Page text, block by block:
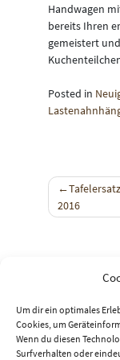
Um dir ein optimales
Cookies, um
Wenn du diesen
Surfverhalten oder
Handwagen
bereits Ihren
gemeistert
Posted in
2016